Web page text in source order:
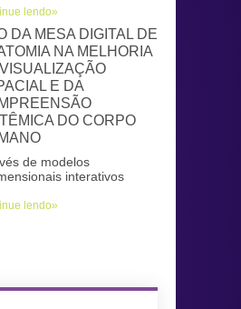
lendo»
DA MESA DIGITAL DE
NA MELHORIA
E DA
DO CORPO
de modelos
interativos
lendo»